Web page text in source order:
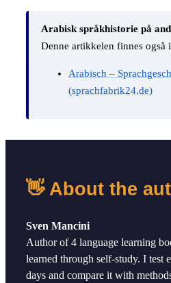
Arabisk språkhistorie på
Denne artikkelen finnes også
Arabisch –
(sprachfabrik24.de)
👋 About the
Sven Mancini
Author of 4 language learning
learned through self-study. I test
days and compare it with